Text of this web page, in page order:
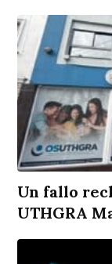
Un fallo
UTHGRA